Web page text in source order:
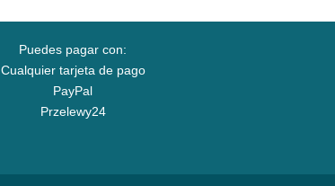
Puedes pagar con:
Cualquier tarjeta de pago
PayPal
Przelewy24